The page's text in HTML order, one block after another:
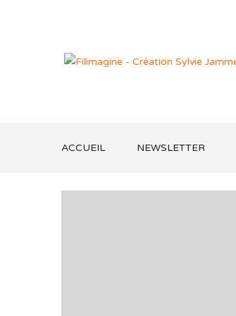
ACCUEIL NEWSLETTER